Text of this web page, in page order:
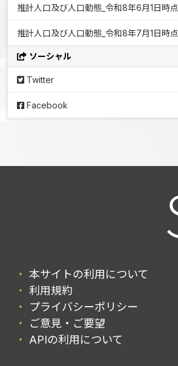
推計人口及び人口動態_令和8年6月1日時点
推計人口及び人口動態_令和8年7月1日時点
ソーシャル
Twitter
Facebook
本サイトの利用について
利用規約
プライバシーポリシー
ご意見・ご要望
APIの利用について